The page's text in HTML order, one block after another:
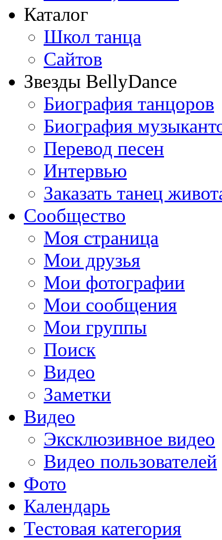
Каталог
Школ танца
Сайтов
Звезды BellyDance
Биография танцоров
Биография
Перевод песен
Интервью
Заказать танец
Сообщество
Моя страница
Мои друзья
Мои фотографии
Мои сообщения
Мои группы
Поиск
Видео
Заметки
Видео
Эксклюзивное видео
Видео пользователей
Фото
Календарь
Тестовая категория